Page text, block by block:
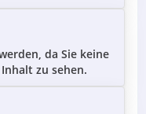
da Sie keine
zu sehen.